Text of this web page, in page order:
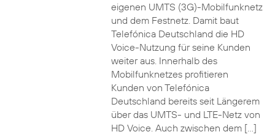
eigenen UMTS (3G)-Mobilfunknetz
und dem Festnetz. Damit baut
Telefónica Deutschland die HD
Voice-Nutzung für seine Kunden
weiter aus. Innerhalb des
Mobilfunknetzes profitieren
Kunden von Telefónica
Deutschland bereits seit Längerem
über das UMTS- und LTE-Netz von
HD Voice. Auch zwischen dem […]